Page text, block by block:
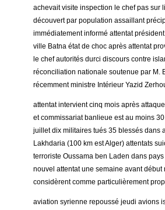
achevait visite inspection le chef pas sur
découvert par population assaillant
immédiatement informé attentat
ville Batna état de choc après attentat
le chef autorités durci discours contre
réconciliation nationale soutenue par M.
récemment ministre Intérieur Yazid
attentat intervient cinq mois après
et commissariat banlieue est au moins
juillet dix militaires tués 35 blessés dans
Lakhdaria (100 km est Alger) attentats
terroriste Oussama ben Laden dans
nouvel attentat une semaine avant
considèrent comme particulièrement
aviation syrienne repoussé jeudi avions